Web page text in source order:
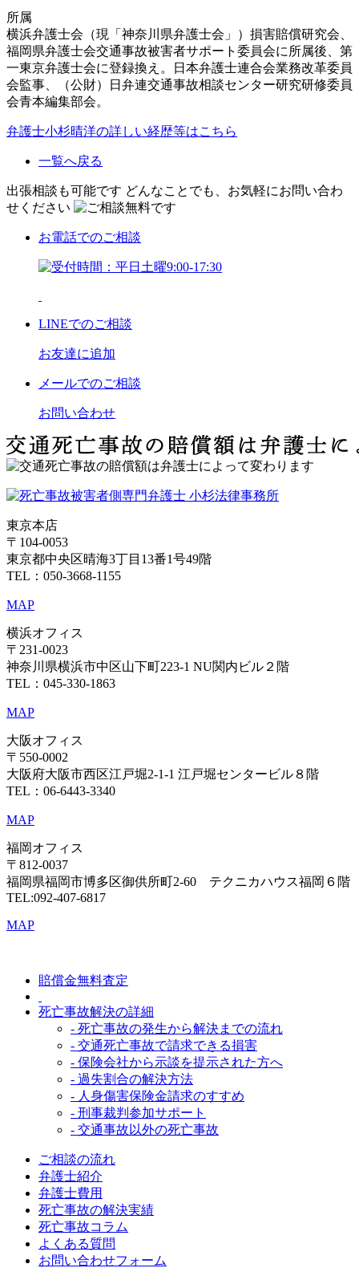
所属
横浜弁護士会（現「神奈川県弁護士会」）損害賠償研究会、
福岡県弁護士会交通事故被害者サポート委員会に所属後、第
一東京弁護士会に登録換え。日本弁護士連合会業務改革委員
会監事、（公財）日弁連交通事故相談センター研究研修委員
会青本編集部会。
弁護士小杉晴洋の詳しい経歴等はこちら
一覧へ戻る
出張相談も可能です どんなことでも、お気軽にお問い合わ
せください
お電話でのご相談
LINEでのご相談
お友達に追加
メールでのご相談
お問い合わせ
東京本店
〒104-0053
東京都中央区晴海3丁目13番1号49階
TEL：050-3668-1155
MAP
横浜オフィス
〒231-0023
神奈川県横浜市中区山下町223-1 NU関内ビル２階
TEL：045-330-1863
MAP
大阪オフィス
〒550-0002
大阪府大阪市西区江戸堀2-1-1 江戸堀センタービル８階
TEL：06-6443-3340
MAP
福岡オフィス
〒812-0037
福岡県福岡市博多区御供所町2-60 テクニカハウス福岡６階
TEL:092-407-6817
MAP
賠償金無料査定
死亡事故解決の詳細
- 死亡事故の発生から解決までの流れ
- 交通死亡事故で請求できる損害
- 保険会社から示談を提示された方へ
- 過失割合の解決方法
- 人身傷害保険金請求のすすめ
- 刑事裁判参加サポート
- 交通事故以外の死亡事故
ご相談の流れ
弁護士紹介
弁護士費用
死亡事故の解決実績
死亡事故コラム
よくある質問
お問い合わせフォーム